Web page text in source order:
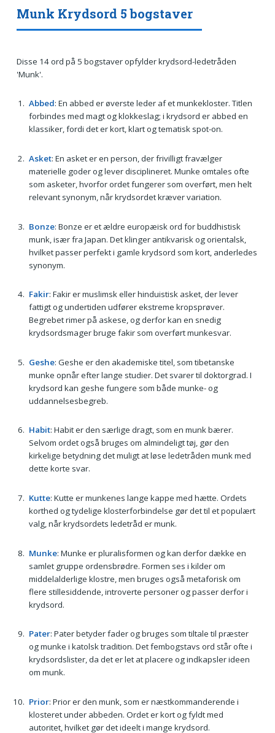
Munk Krydsord 5 bogstaver
Disse 14 ord på 5 bogstaver opfylder krydsord-ledetråden
'Munk'.
Abbed: En abbed er øverste leder af et munkekloster. Titlen
forbindes med magt og klokkeslag; i krydsord er abbed en
klassiker, fordi det er kort, klart og tematisk spot-on.
Asket: En asket er en person, der frivilligt fravælger
materielle goder og lever disciplineret. Munke omtales ofte
som asketer, hvorfor ordet fungerer som overført, men helt
relevant synonym, når krydsordet kræver variation.
Bonze: Bonze er et ældre europæisk ord for buddhistisk
munk, især fra Japan. Det klinger antikvarisk og orientalsk,
hvilket passer perfekt i gamle krydsord som kort, anderledes
synonym.
Fakir: Fakir er muslimsk eller hinduistisk asket, der lever
fattigt og undertiden udfører ekstreme kropsprøver.
Begrebet rimer på askese, og derfor kan en snedig
krydsordsmager bruge fakir som overført munkesvar.
Geshe: Geshe er den akademiske titel, som tibetanske
munke opnår efter lange studier. Det svarer til doktorgrad. I
krydsord kan geshe fungere som både munke- og
uddannelsesbegreb.
Habit: Habit er den særlige dragt, som en munk bærer.
Selvom ordet også bruges om almindeligt tøj, gør den
kirkelige betydning det muligt at løse ledetråden munk med
dette korte svar.
Kutte: Kutte er munkenes lange kappe med hætte. Ordets
korthed og tydelige klosterforbindelse gør det til et populært
valg, når krydsordets ledetråd er munk.
Munke: Munke er pluralisformen og kan derfor dække en
samlet gruppe ordensbrødre. Formen ses i kilder om
middelalderlige klostre, men bruges også metaforisk om
flere stillesiddende, introverte personer og passer derfor i
krydsord.
Pater: Pater betyder fader og bruges som tiltale til præster
og munke i katolsk tradition. Det fembogstavs ord står ofte i
krydsordslister, da det er let at placere og indkapsler ideen
om munk.
Prior: Prior er den munk, som er næstkommanderende i
klosteret under abbeden. Ordet er kort og fyldt med
autoritet, hvilket gør det ideelt i mange krydsord.